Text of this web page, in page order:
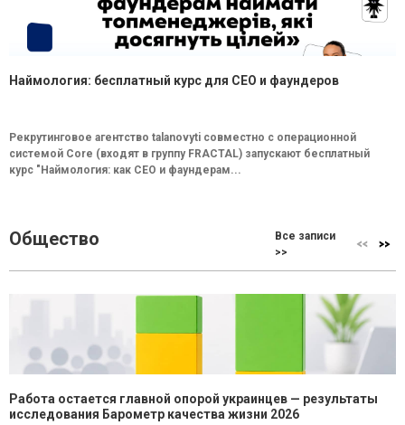
Наймология: бесплатный курс для CEO и фаундеров
Рекрутинговое агентство talanovyti совместно с операционной
системой Core (входят в группу FRACTAL) запускают бесплатный
курс "Наймология: как СEO и фаундерам...
Общество
Все записи
>>
Работа остается главной опорой украинцев — результаты
исследования Барометр качества жизни 2026